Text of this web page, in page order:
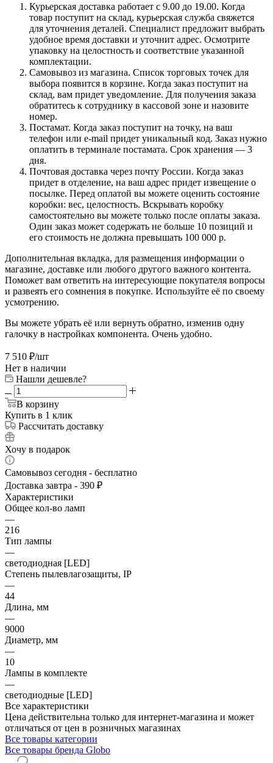
Курьерская доставка работает с 9.00 до 19.00. Когда
товар поступит на склад, курьерская служба свяжется
для уточнения деталей. Специалист предложит выбрать
удобное время доставки и уточнит адрес. Осмотрите
упаковку на целостность и соответствие указанной
комплектации.
Самовывоз из магазина. Список торговых точек для
выбора появится в корзине. Когда заказ поступит на
склад, вам придет уведомление. Для получения заказа
обратитесь к сотруднику в кассовой зоне и назовите
номер.
Постамат. Когда заказ поступит на точку, на ваш
телефон или e-mail придет уникальный код. Заказ нужно
оплатить в терминале постамата. Срок хранения — 3
дня.
Почтовая доставка через почту России. Когда заказ
придет в отделение, на ваш адрес придет извещение о
посылке. Перед оплатой вы можете оценить состояние
коробки: вес, целостность. Вскрывать коробку
самостоятельно вы можете только после оплаты заказа.
Один заказ может содержать не больше 10 позиций и
его стоимость не должна превышать 100 000 р.
Дополнительная вкладка, для размещения информации о
магазине, доставке или любого другого важного контента.
Поможет вам ответить на интересующие покупателя вопросы
и развеять его сомнения в покупке. Используйте её по своему
усмотрению.
Вы можете убрать её или вернуть обратно, изменив одну
галочку в настройках компонента. Очень удобно.
7 510 ₽/шт
Нет в наличии
Нашли дешевле?
В корзину
Купить в 1 клик
Рассчитать доставку
Хочу в подарок
Самовывоз сегодня - бесплатно
Доставка завтра - 390 ₽
Характеристики
Общее кол-во ламп
—
216
Тип лампы
—
светодиодная [LED]
Степень пылевлагозащиты, IP
—
44
Длина, мм
—
9000
Диаметр, мм
—
10
Лампы в комплекте
—
светодиодные [LED]
Все характеристики
Цена действительна только для интернет-магазина и может
отличаться от цен в розничных магазинах
Все товары категории
Все товары бренда Globo